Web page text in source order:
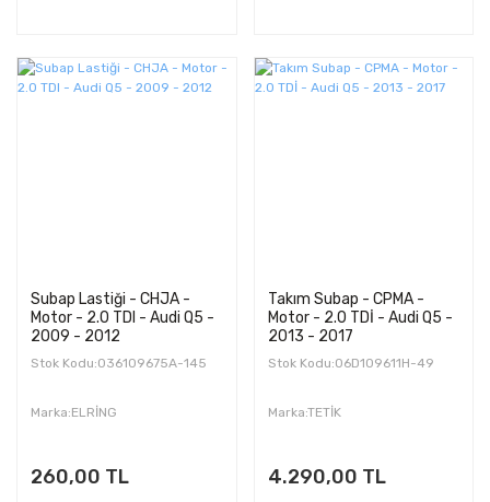
Subap Lastiği - CHJA -
Motor - 2.0 TDI - Audi Q5 -
2009 - 2012
Stok Kodu:036109675A-145
Marka:ELRİNG
260,00 TL
Takım Subap - CPMA -
Motor - 2.0 TDİ - Audi Q5 -
2013 - 2017
Stok Kodu:06D109611H-49
Marka:TETİK
4.290,00 TL